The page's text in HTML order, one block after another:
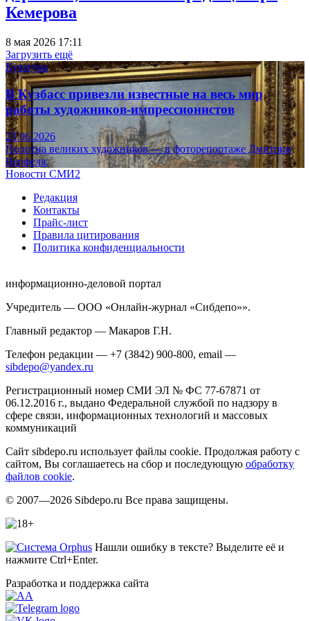
Кемерова
8 мая 2026 17:11
Загрузить ещё
Культура
В Кузбасс привезли известные на весь мир
работы художников-импрессионистов
23.06.2026
Полотна великих художников — в фоторепортаже Дмитрия
Верфеля.
Новости СМИ2
Редакция
Контакты
Прайс-лист
Правила цитирования
Политика конфиденциальности
информационно-деловой портал
Учредитель — ООО «Онлайн-журнал «Сибдепо»».
Главный редактор — Макаров Г.Н.
Телефон редакции — +7 (3842) 900-800, email —
sibdepo@yandex.ru
Регистрационный номер СМИ ЭЛ № ФС 77-67871 от
06.12.2016 г., выдано Федеральной службой по надзору в
сфере связи, информационных технологий и массовых
коммуникаций
Сайт sibdepo.ru использует файлы cookie. Продолжая работу с
сайтом, Вы соглашаетесь на сбор и последующую обработку
файлов cookie.
© 2007—2026 Sibdepo.ru Все права защищены.
Нашли ошибку в тексте? Выделите её и
нажмите Ctrl+Enter.
Разработка и поддержка сайта